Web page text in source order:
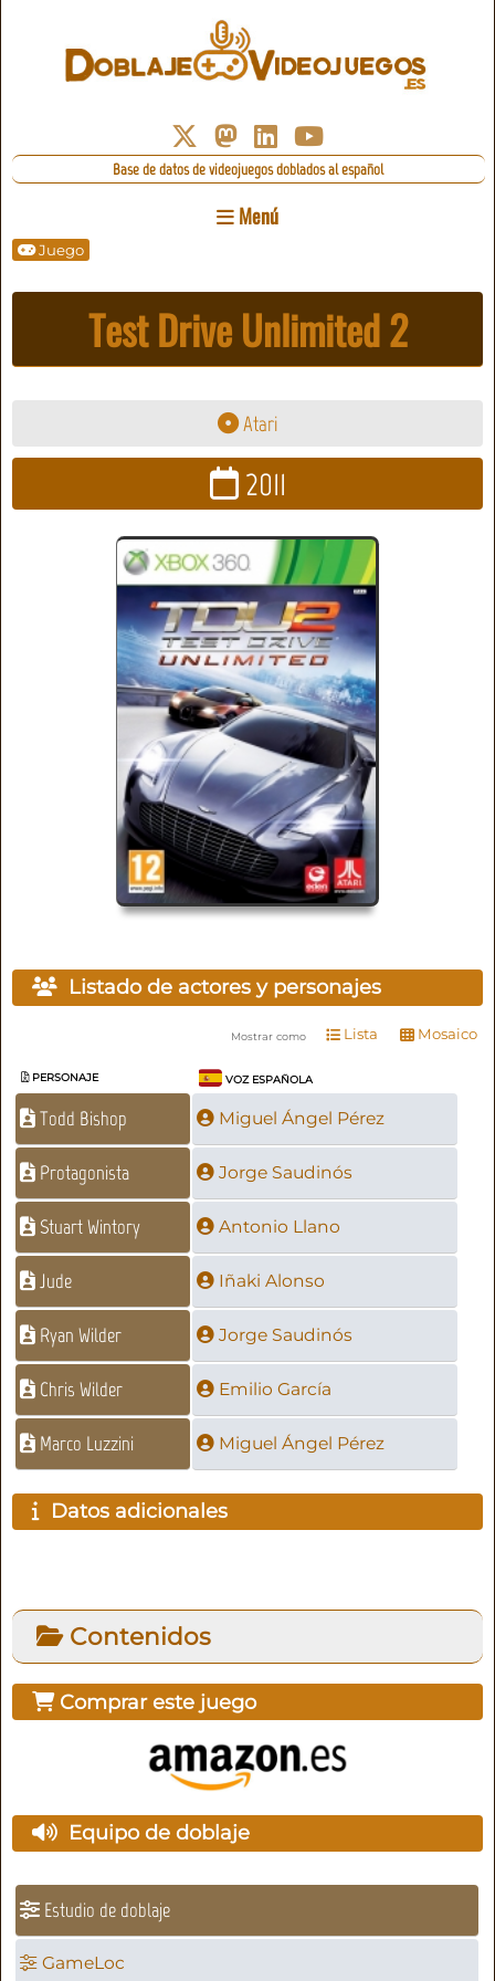
Base de datos de videojuegos doblados al español
Menú
Juego
Test Drive Unlimited 2
Atari
2011
Listado de actores y personajes
Mostrar como Lista Mosaico
PERSONAJE VOZ ESPAÑOLA
Todd Bishop Miguel Ángel Pérez
Protagonista Jorge Saudinós
Stuart Wintory Antonio Llano
Jude Iñaki Alonso
Ryan Wilder Jorge Saudinós
Chris Wilder Emilio García
Marco Luzzini Miguel Ángel Pérez
Datos adicionales
Contenidos
Comprar este juego
Equipo de doblaje
Estudio de doblaje
GameLoc